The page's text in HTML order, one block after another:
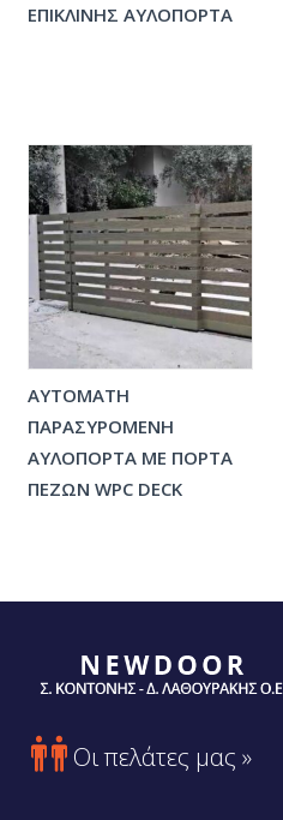
ΕΠΙΚΛΙΝΗΣ ΑΥΛΟΠΟΡΤΑ
ΑΥΤΟΜΑΤΗ
ΠΑΡΑΣΥΡΟΜΕΝΗ
ΑΥΛΟΠΟΡΤΑ ΜΕ ΠΟΡΤΑ
ΠΕΖΩΝ WPC DECK
 Οι πελάτες μας »